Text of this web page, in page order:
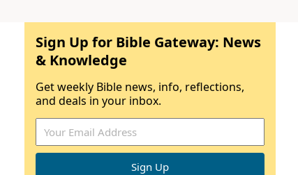
Sign Up for Bible Gateway: News
& Knowledge
Get weekly Bible news, info, reflections,
and deals in your inbox.